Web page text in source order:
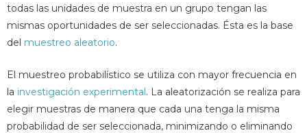
todas las unidades de muestra en un grupo tengan las
mismas oportunidades de ser seleccionadas. Ésta es la base
del muestreo aleatorio.
El muestreo probabilístico se utiliza con mayor frecuencia en
la investigación experimental. La aleatorización se realiza para
elegir muestras de manera que cada una tenga la misma
probabilidad de ser seleccionada, minimizando o eliminando